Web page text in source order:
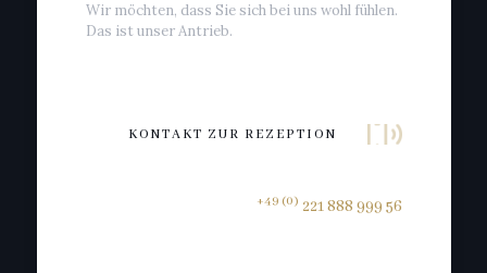
Wir möchten, dass Sie sich bei uns wohl fühlen.
Das ist unser Antrieb.
KONTAKT ZUR REZEPTION
+49 (0) 221 888 999 56